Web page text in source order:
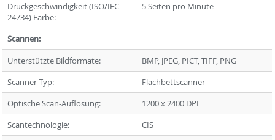
Druckgeschwindigkeit (ISO/IEC
24734) Farbe:
5 Seiten pro Minute
Scannen:
Unterstützte Bildformate:
BMP, JPEG, PICT, TIFF, PNG
Scanner-Typ:
Flachbettscanner
Optische Scan-Auflösung:
1200 x 2400 DPI
Scantechnologie:
CIS